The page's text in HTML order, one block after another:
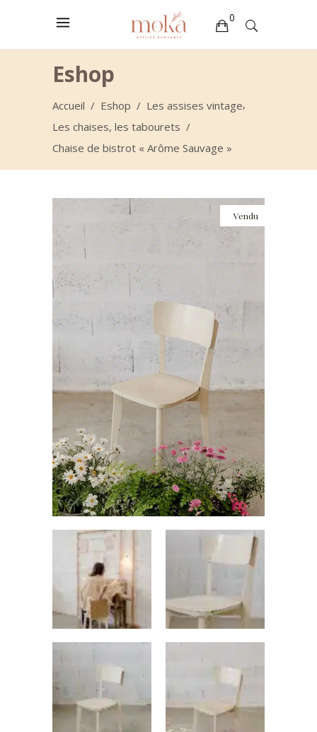
0
Eshop
Accueil / Eshop / Les assises vintage,
Les chaises, les tabourets /
Chaise de bistrot « Arôme Sauvage »
Vendu